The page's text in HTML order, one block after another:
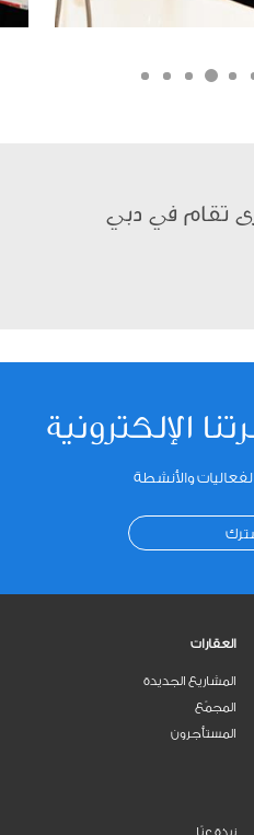
تقام في دبي
العقارات
المشاريع الجديدة
المجمّع
المستأجرون
نبذة عنّا
الإلكترونية
والأنشطة